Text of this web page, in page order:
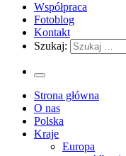
Współpraca
Fotoblog
Kontakt
Szukaj:
Strona główna
O nas
Polska
Kraje
Europa